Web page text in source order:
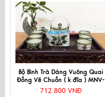
Bộ Bình Trà Dáng Vuông Quai
Đồng Vẽ Chuồn ( k đĩa ) MNV-
TS608-1
712.800 VNĐ